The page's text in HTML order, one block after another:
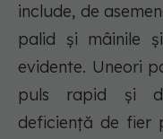
include, de
palid și mâinile
evidente. Uneori
puls rapid și
deficiență de fier